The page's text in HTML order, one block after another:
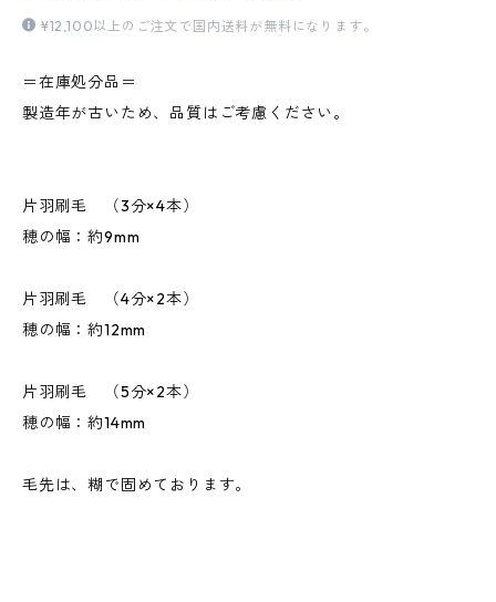
¥12,100以上のご注文で国内送料が無料になります。
＝在庫処分品＝
製造年が古いため、品質はご考慮ください。
片羽刷毛 （3分×4本）
穂の幅：約9mm
片羽刷毛 （4分×2本）
穂の幅：約12mm
片羽刷毛 （5分×2本）
穂の幅：約14mm
毛先は、糊で固めております。